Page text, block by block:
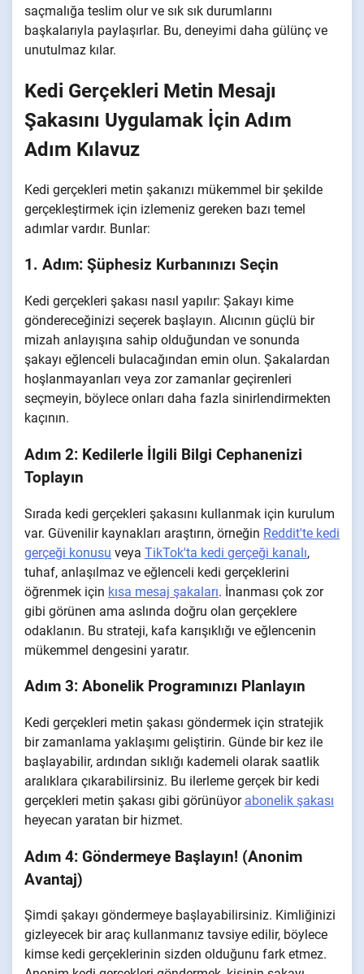
saçmalığa teslim olur ve sık sık durumlarını
başkalarıyla paylaşırlar. Bu, deneyimi daha gülünç ve
unutulmaz kılar.
Kedi Gerçekleri Metin Mesajı
Şakasını Uygulamak İçin Adım
Adım Kılavuz
Kedi gerçekleri metin şakanızı mükemmel bir şekilde
gerçekleştirmek için izlemeniz gereken bazı temel
adımlar vardır. Bunlar:
1. Adım: Şüphesiz Kurbanınızı Seçin
Kedi gerçekleri şakası nasıl yapılır: Şakayı kime
göndereceğinizi seçerek başlayın. Alıcının güçlü bir
mizah anlayışına sahip olduğundan ve sonunda
şakayı eğlenceli bulacağından emin olun. Şakalardan
hoşlanmayanları veya zor zamanlar geçirenleri
seçmeyin, böylece onları daha fazla sinirlendirmekten
kaçının.
Adım 2: Kedilerle İlgili Bilgi Cephanenizi
Toplayın
Sırada kedi gerçekleri şakasını kullanmak için kurulum
var. Güvenilir kaynakları araştırın, örneğin Reddit'te kedi
gerçeği konusu veya TikTok'ta kedi gerçeği kanalı,
tuhaf, anlaşılmaz ve eğlenceli kedi gerçeklerini
öğrenmek için kısa mesaj şakaları. İnanması çok zor
gibi görünen ama aslında doğru olan gerçeklere
odaklanın. Bu strateji, kafa karışıklığı ve eğlencenin
mükemmel dengesini yaratır.
Adım 3: Abonelik Programınızı Planlayın
Kedi gerçekleri metin şakası göndermek için stratejik
bir zamanlama yaklaşımı geliştirin. Günde bir kez ile
başlayabilir, ardından sıklığı kademeli olarak saatlik
aralıklara çıkarabilirsiniz. Bu ilerleme gerçek bir kedi
gerçekleri metin şakası gibi görünüyor abonelik şakası
heyecan yaratan bir hizmet.
Adım 4: Göndermeye Başlayın! (Anonim
Avantaj)
Şimdi şakayı göndermeye başlayabilirsiniz. Kimliğinizi
gizleyecek bir araç kullanmanız tavsiye edilir, böylece
kimse kedi gerçeklerinin sizden olduğunu fark etmez.